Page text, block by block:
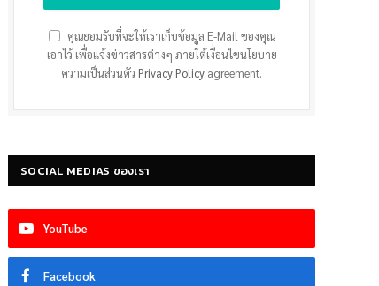
คุณยอมรับที่จะให้เราเก็บข้อมูล E-Mail ของคุณ
เอาไว้ เพื่อแจ้งข่าวสารต่างๆ ภายใต้เงื่อนไขนโยบาย
ความเป็นส่วนตัว Privacy Policy agreement.
SOCIAL MEDIAS ของเรา
YouTube
Facebook